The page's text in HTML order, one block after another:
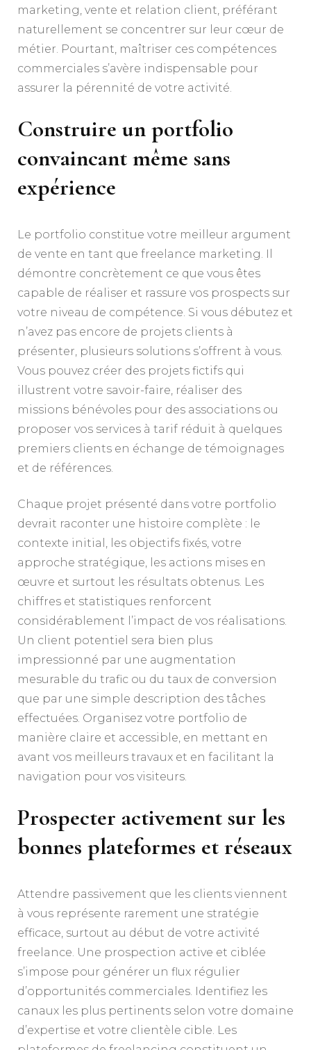
marketing, vente et relation client, préférant
naturellement se concentrer sur leur cœur de
métier. Pourtant, maîtriser ces compétences
commerciales s’avère indispensable pour
assurer la pérennité de votre activité.
Construire un portfolio
convaincant même sans
expérience
Le portfolio constitue votre meilleur argument
de vente en tant que freelance marketing. Il
démontre concrètement ce que vous êtes
capable de réaliser et rassure vos prospects sur
votre niveau de compétence. Si vous débutez et
n’avez pas encore de projets clients à
présenter, plusieurs solutions s’offrent à vous.
Vous pouvez créer des projets fictifs qui
illustrent votre savoir-faire, réaliser des
missions bénévoles pour des associations ou
proposer vos services à tarif réduit à quelques
premiers clients en échange de témoignages
et de références.
Chaque projet présenté dans votre portfolio
devrait raconter une histoire complète : le
contexte initial, les objectifs fixés, votre
approche stratégique, les actions mises en
œuvre et surtout les résultats obtenus. Les
chiffres et statistiques renforcent
considérablement l’impact de vos réalisations.
Un client potentiel sera bien plus
impressionné par une augmentation
mesurable du trafic ou du taux de conversion
que par une simple description des tâches
effectuées. Organisez votre portfolio de
manière claire et accessible, en mettant en
avant vos meilleurs travaux et en facilitant la
navigation pour vos visiteurs.
Prospecter activement sur les
bonnes plateformes et réseaux
Attendre passivement que les clients viennent
à vous représente rarement une stratégie
efficace, surtout au début de votre activité
freelance. Une prospection active et ciblée
s’impose pour générer un flux régulier
d’opportunités commerciales. Identifiez les
canaux les plus pertinents selon votre domaine
d’expertise et votre clientèle cible. Les